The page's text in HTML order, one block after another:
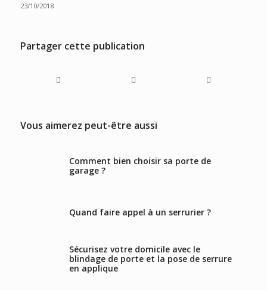
23/10/2018
Partager cette publication
Vous aimerez peut-être aussi
Comment bien choisir sa porte de
garage ?
Quand faire appel à un serrurier ?
Sécurisez votre domicile avec le
blindage de porte et la pose de serrure
en applique